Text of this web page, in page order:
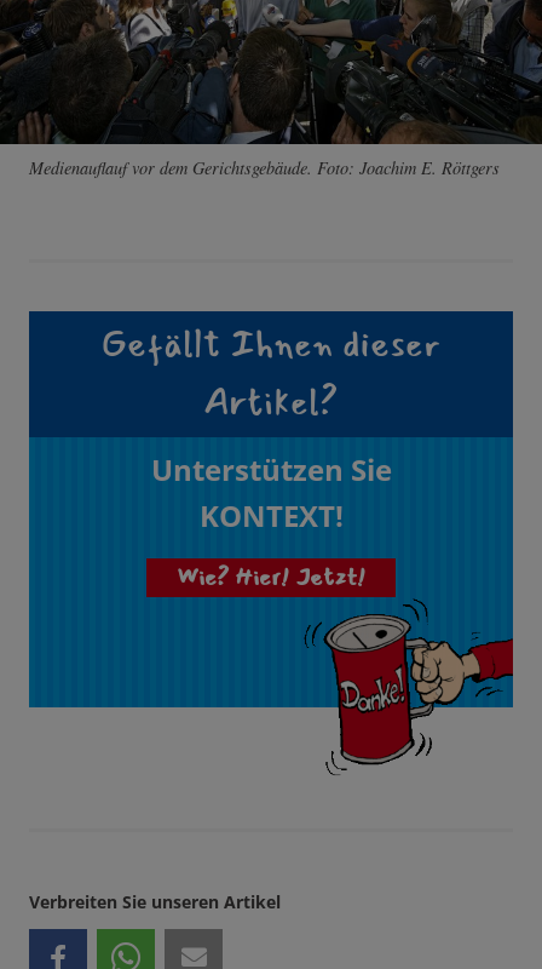
Medienauflauf vor dem Gerichtsgebäude. Foto: Joachim E. Röttgers
Gefällt Ihnen dieser
Artikel?
Unterstützen Sie
KONTEXT!
Wie? Hier! Jetzt!
Verbreiten Sie unseren Artikel